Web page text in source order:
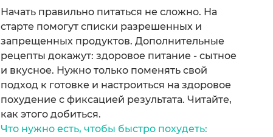
Начать правильно питаться не сложно. На
старте помогут списки разрешенных и
запрещенных продуктов. Дополнительные
рецепты докажут: здоровое питание - сытное
и вкусное. Нужно только поменять свой
подход к готовке и настроиться на здоровое
похудение с фиксацией результата. Читайте,
как этого добиться.
Что нужно есть, чтобы быстро похудеть: